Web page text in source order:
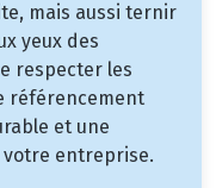
mais aussi ternir
yeux des
respecter les
référencement
et une
entreprise.